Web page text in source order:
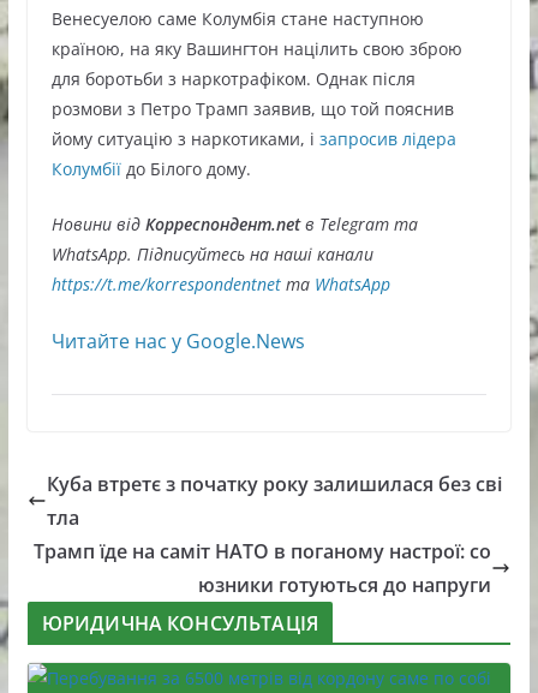
Венесуелою саме Колумбія стане наступною
країною, на яку Вашингтон націлить свою зброю
для боротьби з наркотрафіком. Однак після
розмови з Петро Трамп заявив, що той пояснив
йому ситуацію з наркотиками, і запросив лідера
Колумбіїдо Білого дому.
Новини відКорреспондент.netв Telegram та
WhatsApp. Підписуйтесь на наші канали
https://t.me/korrespondentnetта WhatsApp
Читайте нас у Google.News
Куба втретє з початку року залишилася без сві
тла
Трамп їде на саміт НАТО в поганому настрої: со
юзники готуються до напруги
ЮРИДИЧНА КОНСУЛЬТАЦІЯ